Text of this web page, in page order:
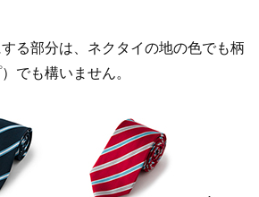
る部分は、ネクタイの地の色でも柄
でも構いません。